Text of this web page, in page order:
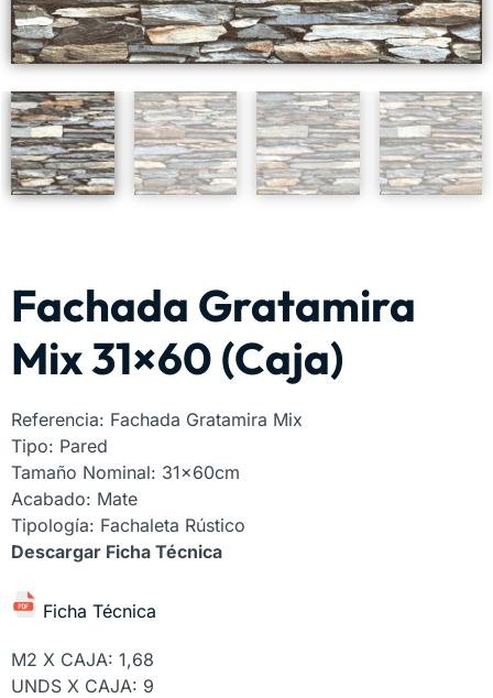
Fachada Gratamira
Mix 31×60 (Caja)
Referencia: Fachada Gratamira Mix
Tipo: Pared
Tamaño Nominal: 31x60cm
Acabado: Mate
Tipología: Fachaleta Rústico
Descargar Ficha Técnica
Ficha Técnica
M2 X CAJA: 1,68
UNDS X CAJA: 9